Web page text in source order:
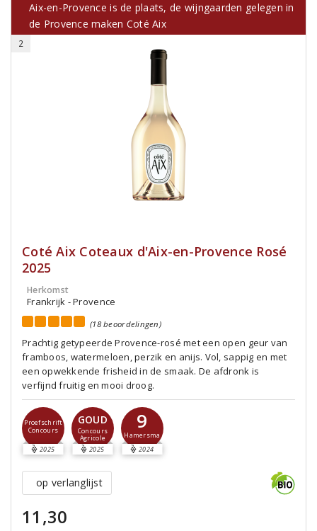
Aix-en-Provence is de plaats, de wijngaarden gelegen in
de Provence maken Coté Aix
2
Coté Aix Coteaux d'Aix-en-Provence Rosé
2025
Herkomst
Frankrijk - Provence
(18 beoordelingen)
Prachtig getypeerde Provence-rosé met een open geur van
framboos, watermeloen, perzik en anijs. Vol, sappig en met
een opwekkende frisheid in de smaak. De afdronk is
verfijnd fruitig en mooi droog.
Proefschrift
Concours
2025
GOUD
Concours
Agricole
2025
9
Hamersma
2024
op verlanglijst
11,30